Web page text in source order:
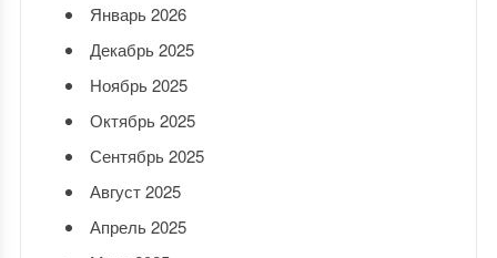
Январь 2026
Декабрь 2025
Ноябрь 2025
Октябрь 2025
Сентябрь 2025
Август 2025
Апрель 2025